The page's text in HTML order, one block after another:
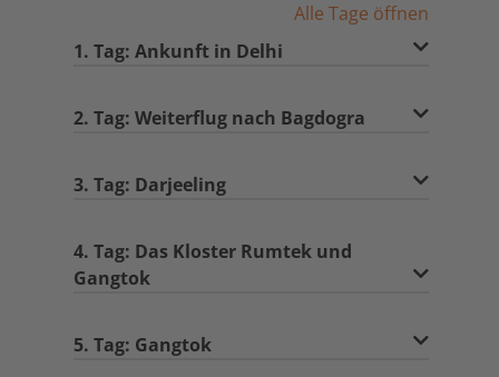
Alle Tage öffnen
1. Tag: Ankunft in Delhi
2. Tag: Weiterflug nach Bagdogra
3. Tag: Darjeeling
4. Tag: Das Kloster Rumtek und
Gangtok
5. Tag: Gangtok